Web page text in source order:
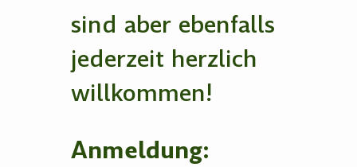
sind aber ebenfalls
jederzeit herzlich
willkommen!
Anmeldung: